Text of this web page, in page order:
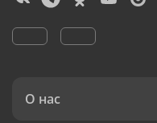
О нас